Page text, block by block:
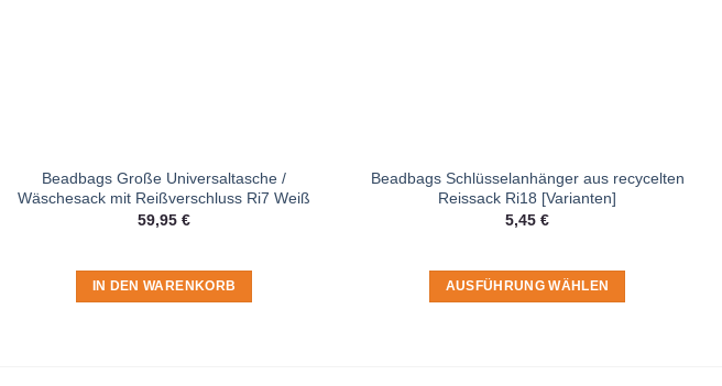
Beadbags Große Universaltasche /
Wäschesack mit Reißverschluss Ri7 Weiß
59,95 €
IN DEN WARENKORB
Beadbags Schlüsselanhänger aus recycelten
Reissack Ri18 [Varianten]
5,45 €
AUSFÜHRUNG WÄHLEN